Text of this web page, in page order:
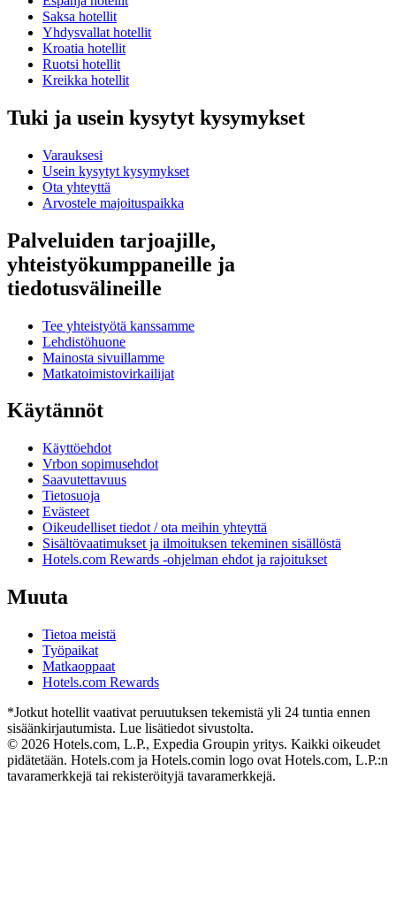
Saksa hotellit
Yhdysvallat hotellit
Kroatia hotellit
Ruotsi hotellit
Kreikka hotellit
Tuki ja usein kysytyt kysymykset
Varauksesi
Usein kysytyt kysymykset
Ota yhteyttä
Arvostele majoituspaikka
Palveluiden tarjoajille,
yhteistyökumppaneille ja
tiedotusvälineille
Tee yhteistyötä kanssamme
Lehdistöhuone
Mainosta sivuillamme
Matkatoimistovirkailijat
Käytännöt
Käyttöehdot
Vrbon sopimusehdot
Saavutettavuus
Tietosuoja
Evästeet
Oikeudelliset tiedot / ota meihin yhteyttä
Sisältövaatimukset ja ilmoituksen tekeminen sisällöstä
Hotels.com Rewards -ohjelman ehdot ja rajoitukset
Muuta
Tietoa meistä
Työpaikat
Matkaoppaat
Hotels.com Rewards
*Jotkut hotellit vaativat peruutuksen tekemistä yli 24 tuntia ennen
sisäänkirjautumista. Lue lisätiedot sivustolta.
© 2026 Hotels.com, L.P., Expedia Groupin yritys. Kaikki oikeudet
pidätetään. Hotels.com ja Hotels.comin logo ovat Hotels.com, L.P.:n
tavaramerkkejä tai rekisteröityjä tavaramerkkejä.